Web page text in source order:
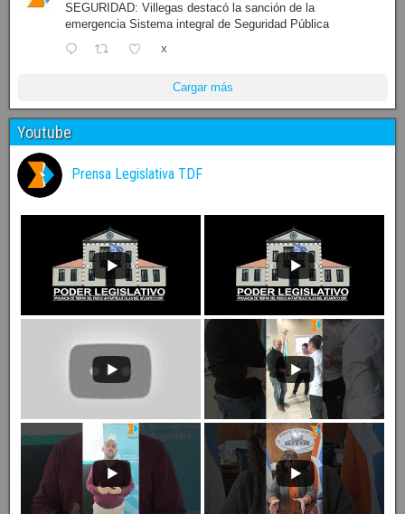
SEGURIDAD: Villegas destacó la sanción de la
emergencia Sistema integral de Seguridad Pública
X
Cargar más
Youtube
Prensa Legislativa TDF